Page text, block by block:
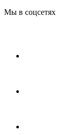
Мы в соцсетях